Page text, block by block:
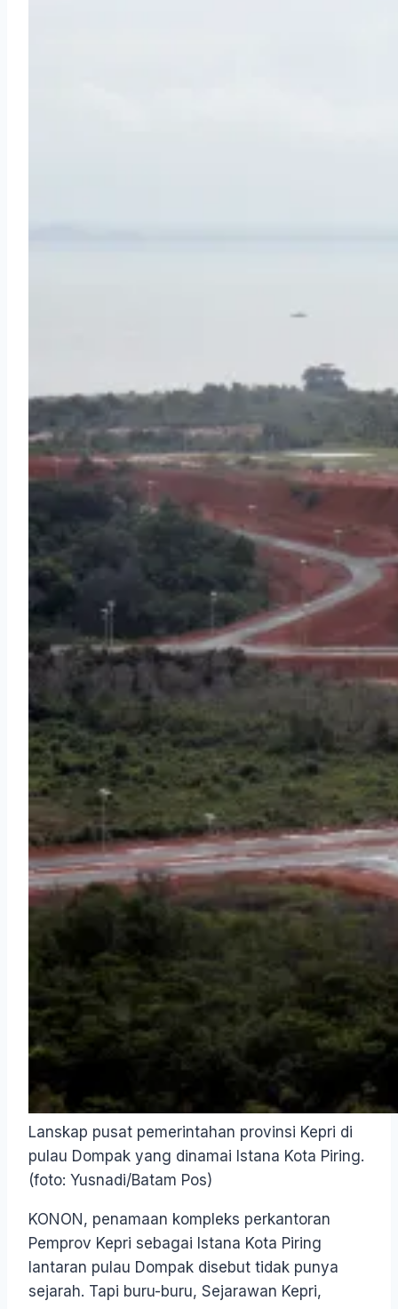
Lanskap pusat pemerintahan provinsi Kepri di
pulau Dompak yang dinamai Istana Kota Piring.
(foto: Yusnadi/Batam Pos)
KONON, penamaan kompleks perkantoran
Pemprov Kepri sebagai Istana Kota Piring
lantaran pulau Dompak disebut tidak punya
sejarah. Tapi buru-buru, Sejarawan Kepri,